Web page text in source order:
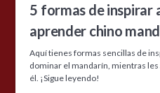
5 formas de inspirar
aprender chino
Aquí tienes formas sencillas de
dominar el mandarín, mientras
él. ¡Sigue leyendo!